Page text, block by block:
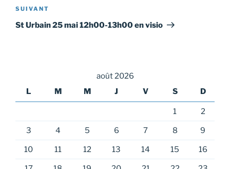
Article
suivant
SUIVANT
St Urbain 25 mai 12h00-13h00 en visio
août 2026
L
M M J V S D
1 2
3 4 5 6 7 8 9
10 11 12 13 14 15 16